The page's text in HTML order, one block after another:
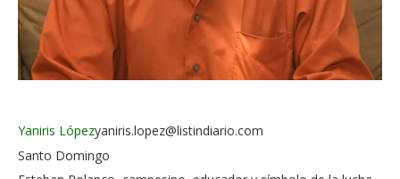
Facebook
Twitter
Whatsapp
Comentarios
Yaniris Lópezyaniris.lopez@listindiario.com
​Santo Domingo